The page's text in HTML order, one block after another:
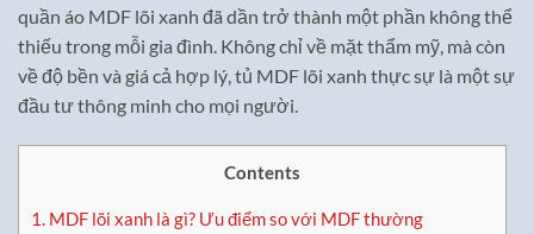
quần áo MDF lõi xanh đã dần trở thành một phần không thể
thiếu trong mỗi gia đình. Không chỉ về mặt thẩm mỹ, mà còn
về độ bền và giá cả hợp lý, tủ MDF lõi xanh thực sự là một sự
đầu tư thông minh cho mọi người.
Contents
1. MDF lõi xanh là gì? Ưu điểm so với MDF thường